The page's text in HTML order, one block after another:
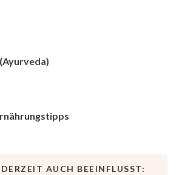
AUCH BEEINFLUSST: